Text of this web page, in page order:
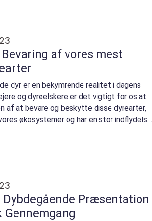
af vores mest
dyr er en bekymrende realitet i dagens
og dyreelskere er det vigtigt for os at
af at bevare og beskytte disse dyrearter,
økosystemer og har en stor indflydelse
Dybdegående Præsentation
Gennemgang